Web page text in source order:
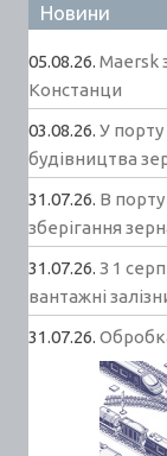
Новини
05.08.26. Maersk
Констанци
03.08.26. У
будівництва
31.07.26. В
зберігання
31.07.26. З 1
вантажні
31.07.26.